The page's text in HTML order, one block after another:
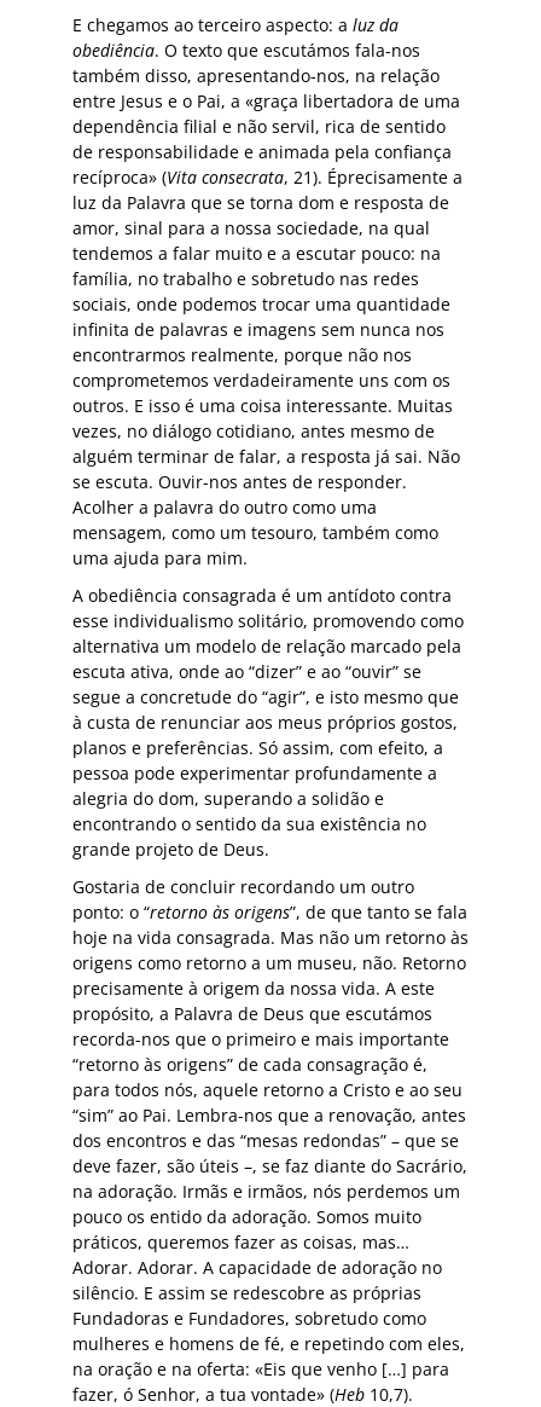
E chegamos ao terceiro aspecto: a luz da
obediência. O texto que escutámos fala-nos
também disso, apresentando-nos, na relação
entre Jesus e o Pai, a «graça libertadora de uma
dependência filial e não servil, rica de sentido
de responsabilidade e animada pela confiança
recíproca» (Vita consecrata, 21). Éprecisamente a
luz da Palavra que se torna dom e resposta de
amor, sinal para a nossa sociedade, na qual
tendemos a falar muito e a escutar pouco: na
família, no trabalho e sobretudo nas redes
sociais, onde podemos trocar uma quantidade
infinita de palavras e imagens sem nunca nos
encontrarmos realmente, porque não nos
comprometemos verdadeiramente uns com os
outros. E isso é uma coisa interessante. Muitas
vezes, no diálogo cotidiano, antes mesmo de
alguém terminar de falar, a resposta já sai. Não
se escuta. Ouvir-nos antes de responder.
Acolher a palavra do outro como uma
mensagem, como um tesouro, também como
uma ajuda para mim.
A obediência consagrada é um antídoto contra
esse individualismo solitário, promovendo como
alternativa um modelo de relação marcado pela
escuta ativa, onde ao “dizer” e ao “ouvir” se
segue a concretude do “agir”, e isto mesmo que
à custa de renunciar aos meus próprios gostos,
planos e preferências. Só assim, com efeito, a
pessoa pode experimentar profundamente a
alegria do dom, superando a solidão e
encontrando o sentido da sua existência no
grande projeto de Deus.
Gostaria de concluir recordando um outro
ponto: o “retorno às origens”, de que tanto se fala
hoje na vida consagrada. Mas não um retorno às
origens como retorno a um museu, não. Retorno
precisamente à origem da nossa vida. A este
propósito, a Palavra de Deus que escutámos
recorda-nos que o primeiro e mais importante
“retorno às origens” de cada consagração é,
para todos nós, aquele retorno a Cristo e ao seu
“sim” ao Pai. Lembra-nos que a renovação, antes
dos encontros e das “mesas redondas” – que se
deve fazer, são úteis –, se faz diante do Sacrário,
na adoração. Irmãs e irmãos, nós perdemos um
pouco os entido da adoração. Somos muito
práticos, queremos fazer as coisas, mas…
Adorar. Adorar. A capacidade de adoração no
silêncio. E assim se redescobre as próprias
Fundadoras e Fundadores, sobretudo como
mulheres e homens de fé, e repetindo com eles,
na oração e na oferta: «Eis que venho […] para
fazer, ó Senhor, a tua vontade» (Heb 10,7).